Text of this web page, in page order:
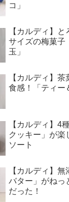
コ」
【カルディ】
サイズの梅菓子
玉」
【カルディ】
食感！「ティー
【カルディ】4
クッキー」が楽
ソート
【カルディ】
バター」がねっ
だった！